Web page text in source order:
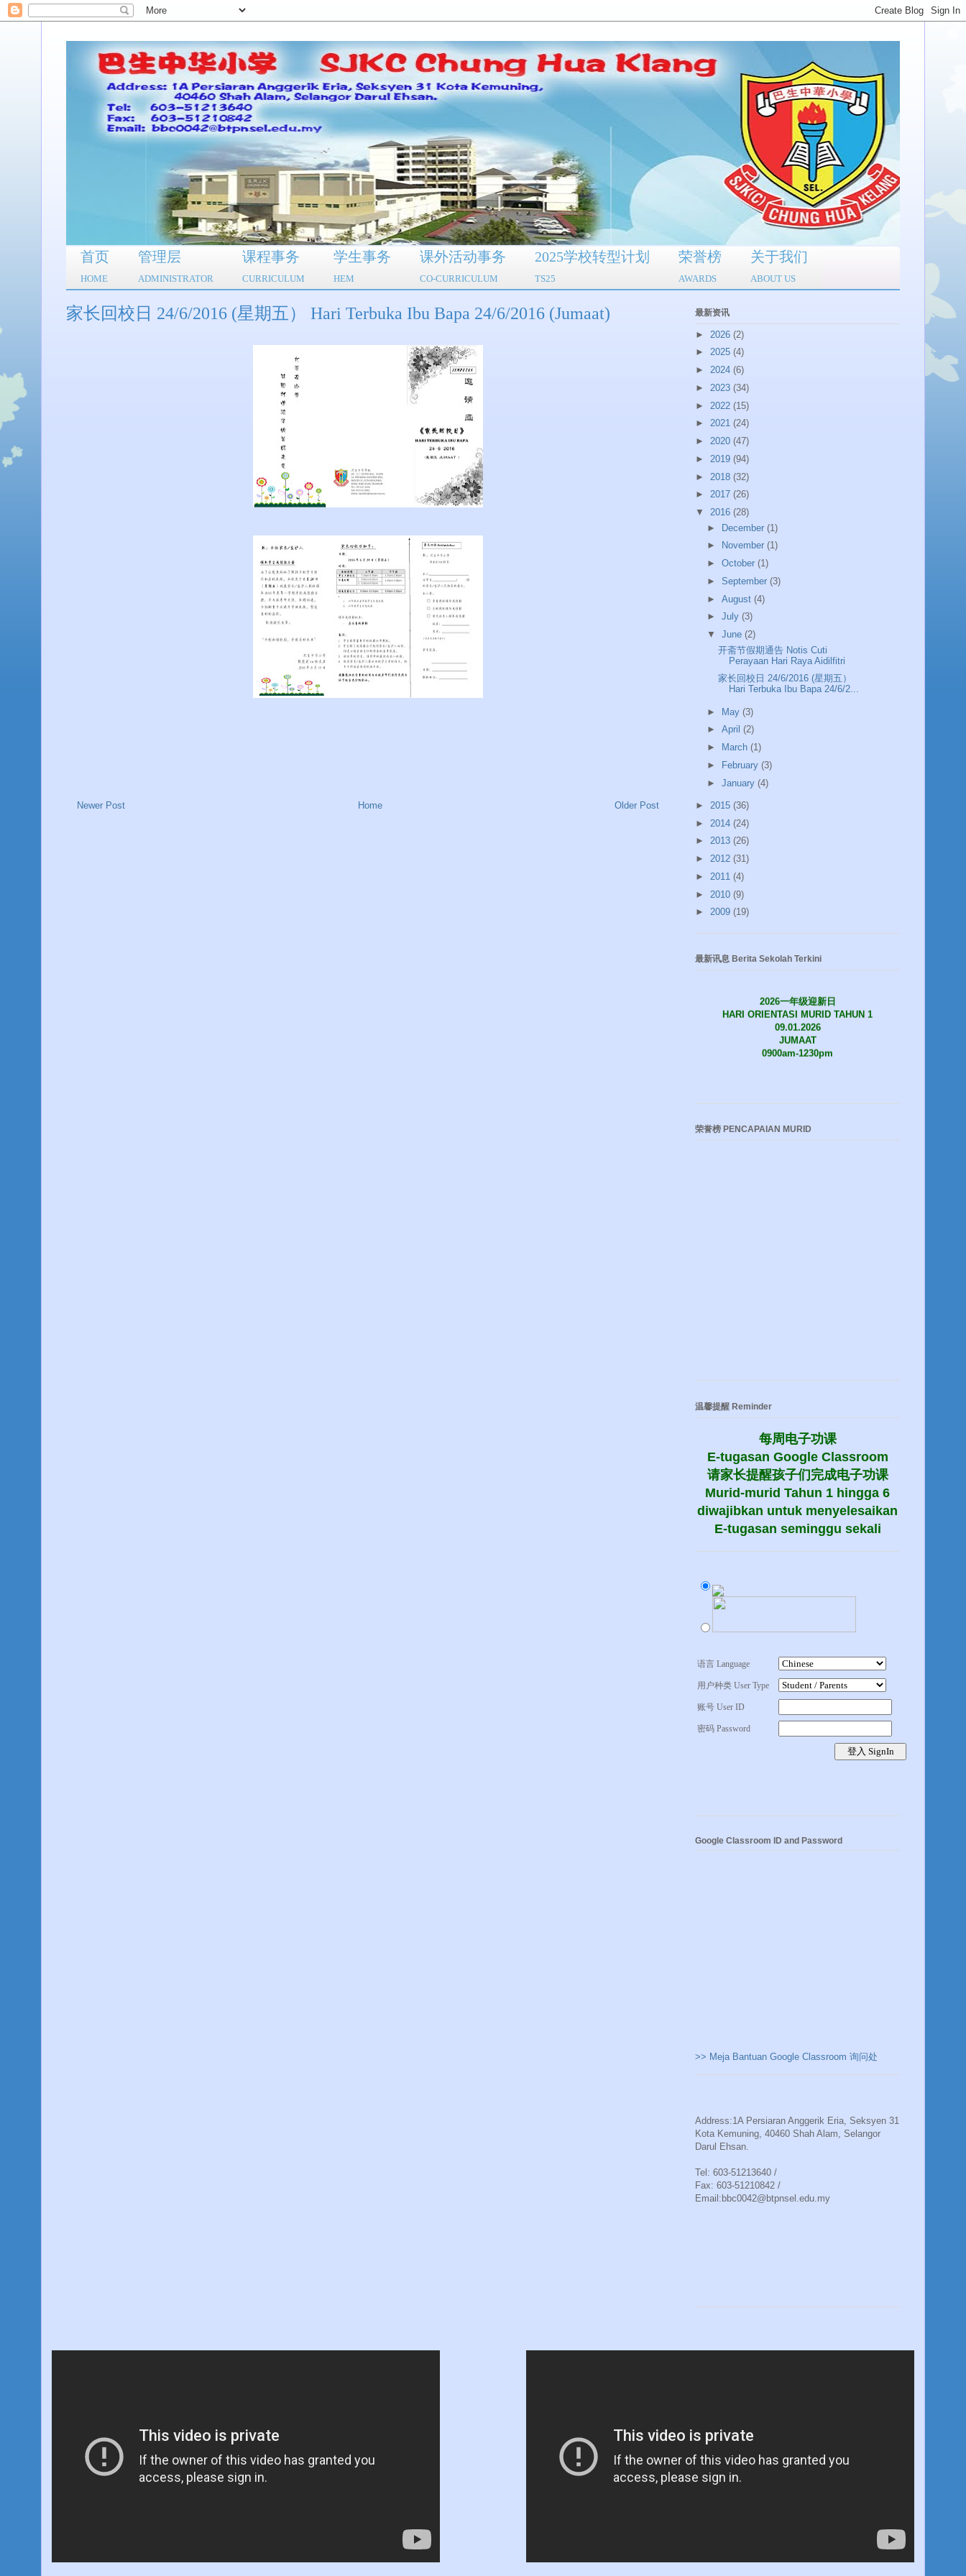
首页
HOME
管理层
ADMINISTRATOR
课程事务
CURRICULUM
学生事务
HEM
课外活动事务
CO-CURRICULUM
2025学校转型计划
TS25
荣誉榜
AWARDS
关于我们
ABOUT US
家长回校日 24/6/2016 (星期五） Hari Terbuka Ibu Bapa 24/6/2016 (Jumaat)
Newer Post Older Post
Home
最新资讯
► 2026 (2)
► 2025 (4)
► 2024 (6)
► 2023 (34)
► 2022 (15)
► 2021 (24)
► 2020 (47)
► 2019 (94)
► 2018 (32)
► 2017 (26)
▼ 2016 (28)
► December (1)
►
November (1)
► October (1)
► September (3)
► August (4)
► July (3)
▼ June (2)
开斋节假期通告 Notis Cuti
Perayaan Hari Raya Aidilfitri
家长回校日 24/6/2016 (星期五）
Hari Terbuka Ibu Bapa 24/6/2...
► May (3)
► April (2)
►
March (1)
►
February (3)
► January (4)
► 2015 (36)
► 2014 (24)
► 2013 (26)
► 2012 (31)
► 2011 (4)
► 2010 (9)
► 2009 (19)
最新讯息 Berita Sekolah Terkini
HARI ORIENTASI MURID TAHUN 1
09.01.2026
JUMAAT
0900am-1230pm
荣誉榜 PENCAPAIAN MURID
温馨提醒 Reminder
每周电子功课
E-tugasan Google Classroom
请家长提醒孩子们完成电子功课
Murid-murid Tahun 1 hingga 6
diwajibkan untuk menyelesaikan
E-tugasan seminggu sekali
语言 Language
用户种类 User Type
账号 User ID
密码 Password
Google Classroom ID and Password
>> Meja Bantuan Google Classroom 询问处
Address:1A Persiaran Anggerik Eria, Seksyen 31
Kota Kemuning, 40460 Shah Alam, Selangor
Darul Ehsan.
Tel: 603-51213640 /
Fax: 603-51210842 /
Email:bbc0042@btpnsel.edu.my